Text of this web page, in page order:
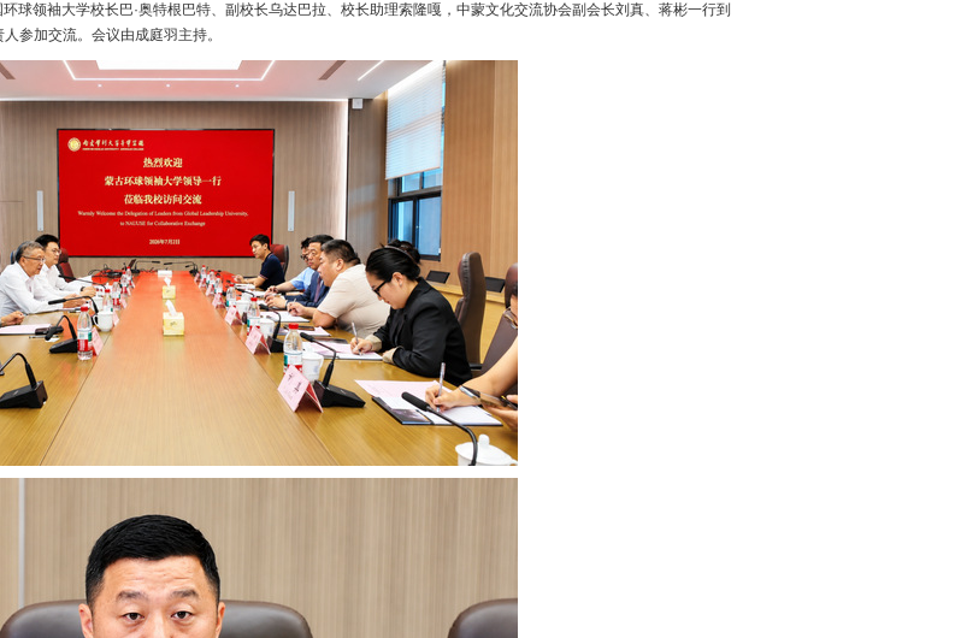
领袖大学校长巴·奥特根巴特、副校长乌达巴拉、校长助理索隆嘎，中蒙文化交流协会副会长刘真、蒋彬一行到
参加交流。会议由成庭羽主持。